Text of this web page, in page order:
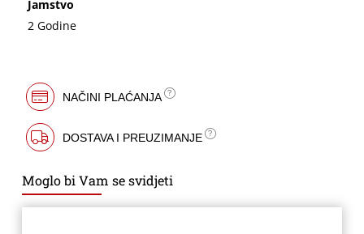
Jamstvo
2 Godine
NAČINI PLAĆANJA
DOSTAVA I PREUZIMANJE
Moglo bi Vam se svidjeti